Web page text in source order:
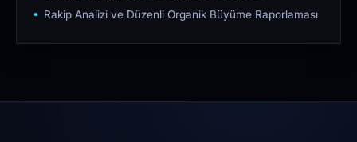
Rakip Analizi ve Düzenli Organik Büyüme Raporlaması